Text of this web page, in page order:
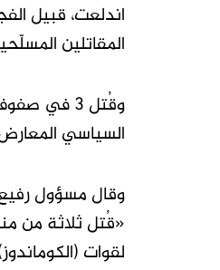
اندلعت، قبيل
المقاتلين
السياسي
وقال مسؤول
«قُتل ثلاثة من
لقوات (الكوماندوز)… وأُصيب 19 آخرون» من قوات